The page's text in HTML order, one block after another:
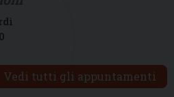
Vedi tutti gli appuntamenti